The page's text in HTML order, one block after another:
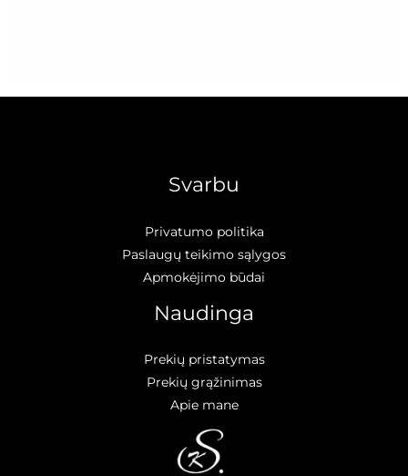
Svarbu
Privatumo politika
Paslaugų teikimo sąlygos
Apmokėjimo būdai
Naudinga
Prekių pristatymas
Prekių grąžinimas
Apie mane